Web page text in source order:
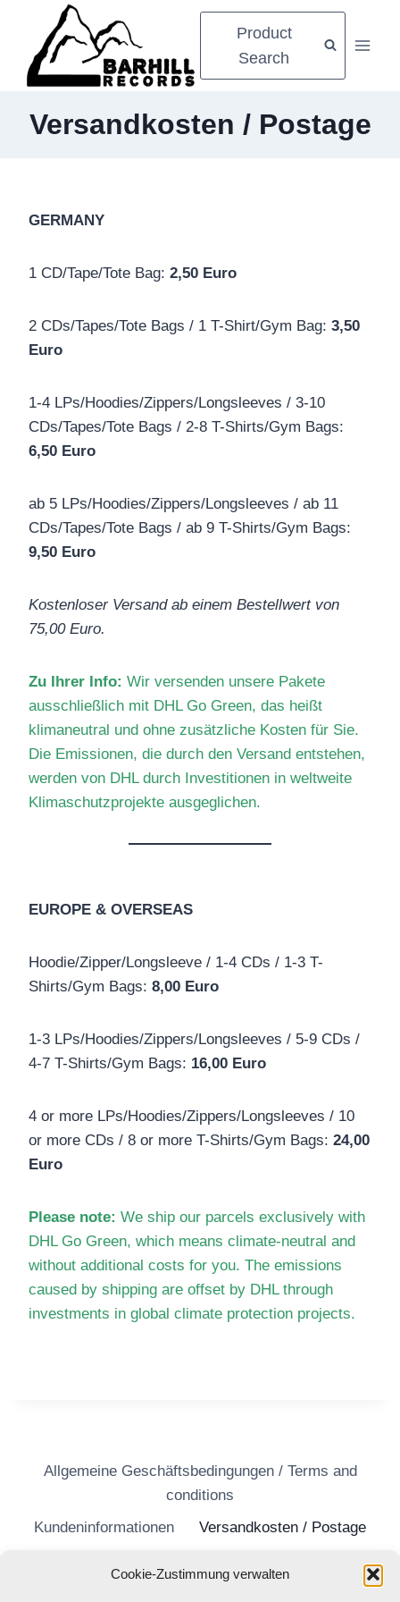
Cookie-Zustimmung verwalten
springen
Product
Search
Versandkosten / Postage
GERMANY
1 CD/Tape/Tote Bag: 2,50 Euro
2 CDs/Tapes/Tote Bags / 1 T-Shirt/Gym Bag: 3,50
Euro
1-4 LPs/Hoodies/Zippers/Longsleeves / 3-10
CDs/Tapes/Tote Bags / 2-8 T-Shirts/Gym Bags:
6,50 Euro
ab 5 LPs/Hoodies/Zippers/Longsleeves / ab 11
CDs/Tapes/Tote Bags / ab 9 T-Shirts/Gym Bags:
9,50 Euro
Kostenloser Versand ab einem Bestellwert von
75,00 Euro.
Zu Ihrer Info: Wir versenden unsere Pakete
ausschließlich mit DHL Go Green, das heißt
klimaneutral und ohne zusätzliche Kosten für Sie.
Die Emissionen, die durch den Versand entstehen,
werden von DHL durch Investitionen in weltweite
Klimaschutzprojekte ausgeglichen.
EUROPE & OVERSEAS
Hoodie/Zipper/Longsleeve / 1-4 CDs / 1-3 T-
Shirts/Gym Bags: 8,00 Euro
1-3 LPs/Hoodies/Zippers/Longsleeves / 5-9 CDs /
4-7 T-Shirts/Gym Bags: 16,00 Euro
4 or more LPs/Hoodies/Zippers/Longsleeves / 10
or more CDs / 8 or more T-Shirts/Gym Bags: 24,00
Euro
Please note: We ship our parcels exclusively with
DHL Go Green, which means climate-neutral and
without additional costs for you. The emissions
caused by shipping are offset by DHL through
investments in global climate protection projects.
Allgemeine Geschäftsbedingungen / Terms and
conditions
Kundeninformationen
Versandkosten / Postage